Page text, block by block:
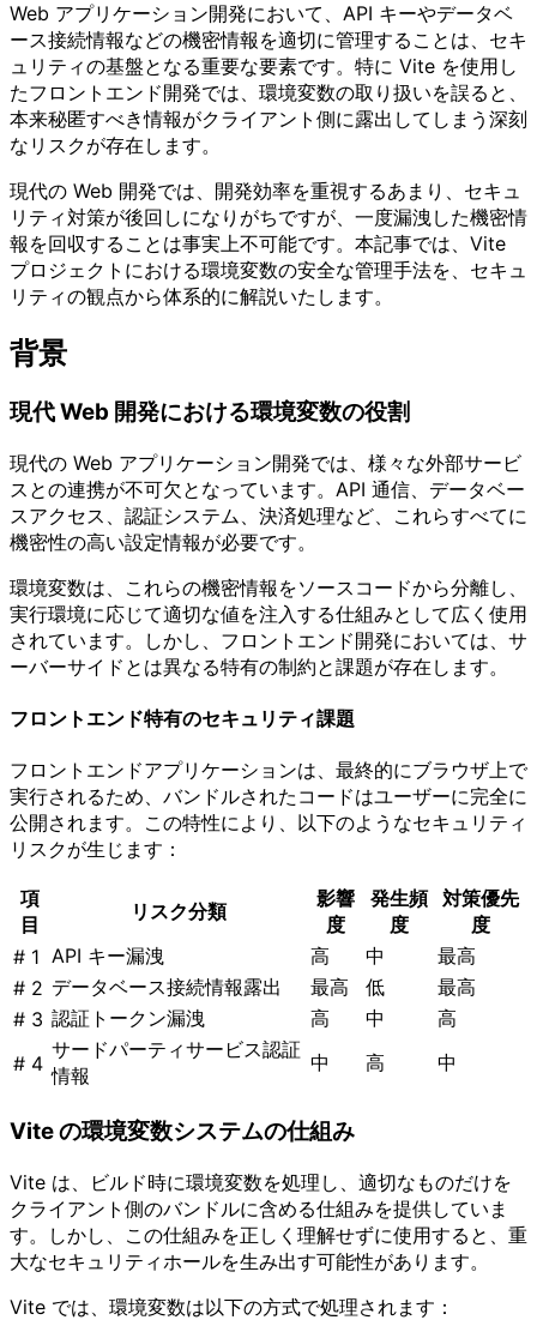
Web アプリケーション開発において、API キーやデータベ
ース接続情報などの機密情報を適切に管理することは、セキ
ュリティの基盤となる重要な要素です。特に Vite を使用し
たフロントエンド開発では、環境変数の取り扱いを誤ると、
本来秘匿すべき情報がクライアント側に露出してしまう深刻
なリスクが存在します。
現代の Web 開発では、開発効率を重視するあまり、セキュ
リティ対策が後回しになりがちですが、一度漏洩した機密情
報を回収することは事実上不可能です。本記事では、Vite
プロジェクトにおける環境変数の安全な管理手法を、セキュ
リティの観点から体系的に解説いたします。
背景
現代 Web 開発における環境変数の役割
現代の Web アプリケーション開発では、様々な外部サービ
スとの連携が不可欠となっています。API 通信、データベー
スアクセス、認証システム、決済処理など、これらすべてに
機密性の高い設定情報が必要です。
環境変数は、これらの機密情報をソースコードから分離し、
実行環境に応じて適切な値を注入する仕組みとして広く使用
されています。しかし、フロントエンド開発においては、サ
ーバーサイドとは異なる特有の制約と課題が存在します。
フロントエンド特有のセキュリティ課題
フロントエンドアプリケーションは、最終的にブラウザ上で
実行されるため、バンドルされたコードはユーザーに完全に
公開されます。この特性により、以下のようなセキュリティ
リスクが生じます：
項
目
リスク分類
影響
度
発生頻
度
対策優先
度
# 1 API キー漏洩 高 中
最高
# 2 データベース接続情報露出 最高 低
最高
# 3 認証トークン漏洩 高 中
高
# 4
サードパーティサービス認証
情報
中 高 中
Vite の環境変数システムの仕組み
Vite は、ビルド時に環境変数を処理し、適切なものだけを
クライアント側のバンドルに含める仕組みを提供していま
す。しかし、この仕組みを正しく理解せずに使用すると、重
大なセキュリティホールを生み出す可能性があります。
Vite では、環境変数は以下の方式で処理されます：